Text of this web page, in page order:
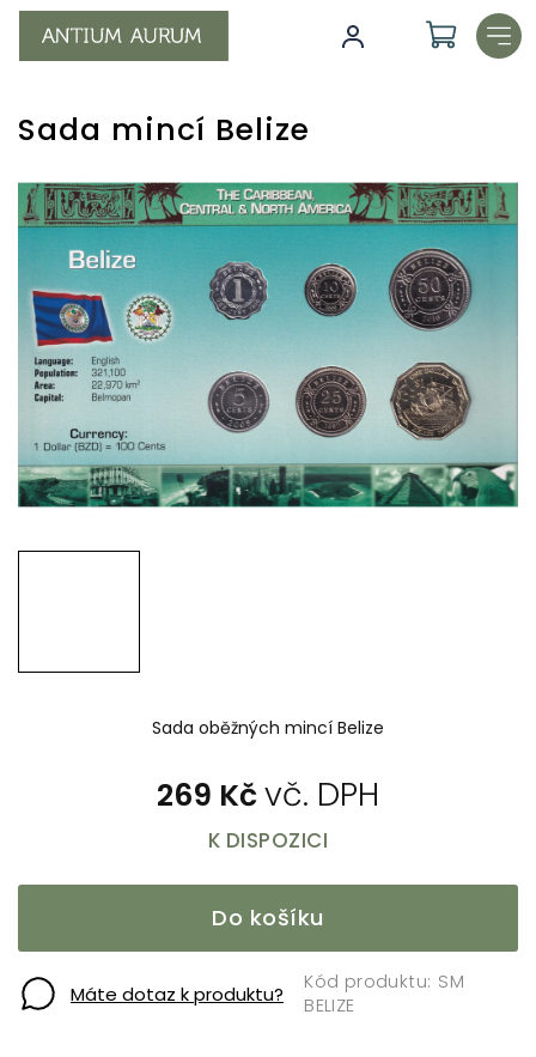
obsah
Sada mincí Belize
269 Kč
K DISPOZICI
Do košíku
Sada oběžných mincí Belize
Máte dotaz k produktu?
SM
BELIZE